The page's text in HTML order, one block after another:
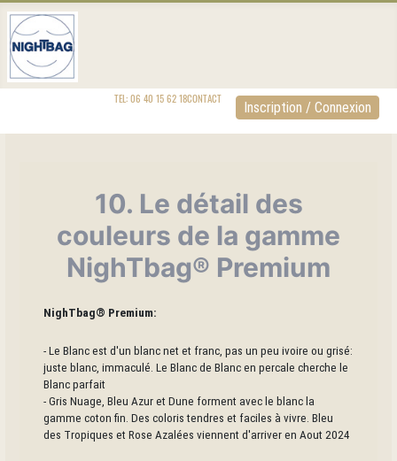
TEL: 06 40 15 62 18CONTACT Inscription / Connexion
10. Le détail des
couleurs de la gamme
NighTbag® Premium
NighTbag® Premium:
- Le Blanc est d'un blanc net et franc, pas un peu ivoire ou grisé:
juste blanc, immaculé. Le Blanc de Blanc en percale cherche le
Blanc parfait
- Gris Nuage, Bleu Azur et Dune forment avec le blanc la
gamme coton fin. Des coloris tendres et faciles à vivre. Bleu
des Tropiques et Rose Azalées viennent d'arriver en Aout 2024